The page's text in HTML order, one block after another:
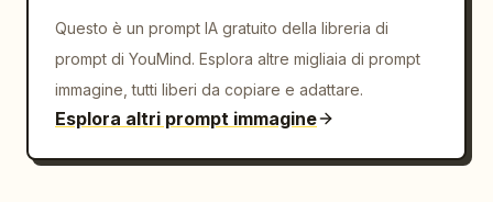
Questo è un prompt IA gratuito della libreria di
prompt di YouMind. Esplora altre migliaia di prompt
immagine, tutti liberi da copiare e adattare.
Esplora altri prompt immagine